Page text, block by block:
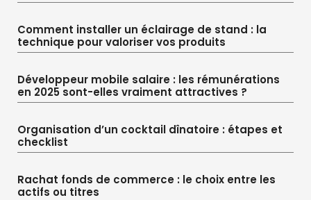
Comment installer un éclairage de stand : la
technique pour valoriser vos produits
Développeur mobile salaire : les rémunérations
en 2025 sont-elles vraiment attractives ?
Organisation d’un cocktail dînatoire : étapes et
checklist
Rachat fonds de commerce : le choix entre les
actifs ou titres